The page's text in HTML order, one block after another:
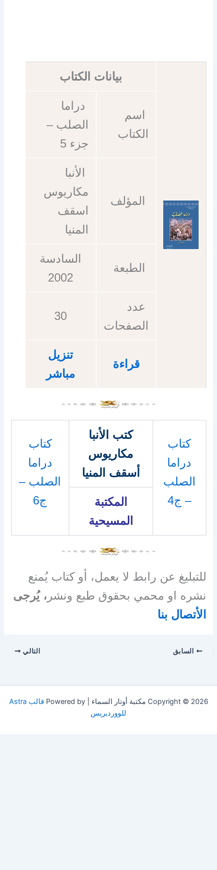
بيانات الكتاب
اسم
الكتاب
دراما
الصلب –
جزء 5
المؤلف
الأنبا
مكاريوس
اسقف
المنيا
الطبعة
السادسة
2002
عدد
الصفحات
30
قراءة
تنزيل
مباشر
كتاب
دراما
الصلب
– ج4
كتب الأنبا
مكاريوس
أسقف المنيا
كتاب
دراما
الصلب –
ج6
المكتبة
المسيحية
للتبليغ عن رابط لا يعمل، أو كتاب يُمنع
نشره او محمي بحقوق طبع ونشر ، يُرجى
الأتصال بنا
السابق التالي
Copyright © 2026 مكتبة أوتار السماء | Powered by
قالب Astra
للووردبريس